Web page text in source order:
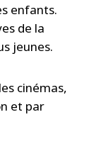
enfants.
de la
jeunes.
cinémas,
et par